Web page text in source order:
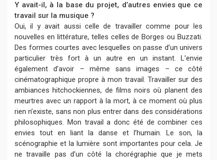
Y avait-il, à la base du projet, d’autres envies que ce
travail sur la musique ?
Oui, il y avait aussi celle de travailler comme pour les
nouvelles en littérature, telles celles de Borges ou Buzzati.
Des formes courtes avec lesquelles on passe d’un univers
particulier très fort à un autre en un instant. L’envie
également d’avoir – même sans images – ce côté
cinématographique propre à mon travail. Travailler sur des
ambiances hitchockiennes, de films noirs où planent des
meurtres avec un rapport à la mort, à ce moment où plus
rien n’existe, sans non plus entrer dans des considérations
philosophiques. Mon travail a donc été de combiner ces
envies tout en liant la danse et l’humain. Le son, la
scénographie et la lumière sont importantes pour cela. Je
ne travaille pas d’un côté la chorégraphie que je mets